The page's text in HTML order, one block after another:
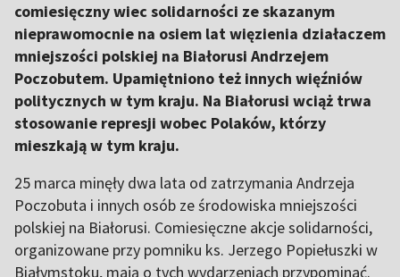
comiesięczny wiec solidarności ze skazanym
nieprawomocnie na osiem lat więzienia działaczem
mniejszości polskiej na Białorusi Andrzejem
Poczobutem. Upamiętniono też innych więźniów
politycznych w tym kraju. Na Białorusi wciąż trwa
stosowanie represji wobec Polaków, którzy
mieszkają w tym kraju.
25 marca minęły dwa lata od zatrzymania Andrzeja
Poczobuta i innych osób ze środowiska mniejszości
polskiej na Białorusi. Comiesięczne akcje solidarności,
organizowane przy pomniku ks. Jerzego Popiełuszki w
Białymstoku, mają o tych wydarzeniach przypominać.